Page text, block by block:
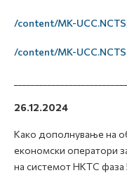
/content/MK-
/content/MK-
26.12.2024
Како дополнување на
економски оператори
на системот НКТС фаза